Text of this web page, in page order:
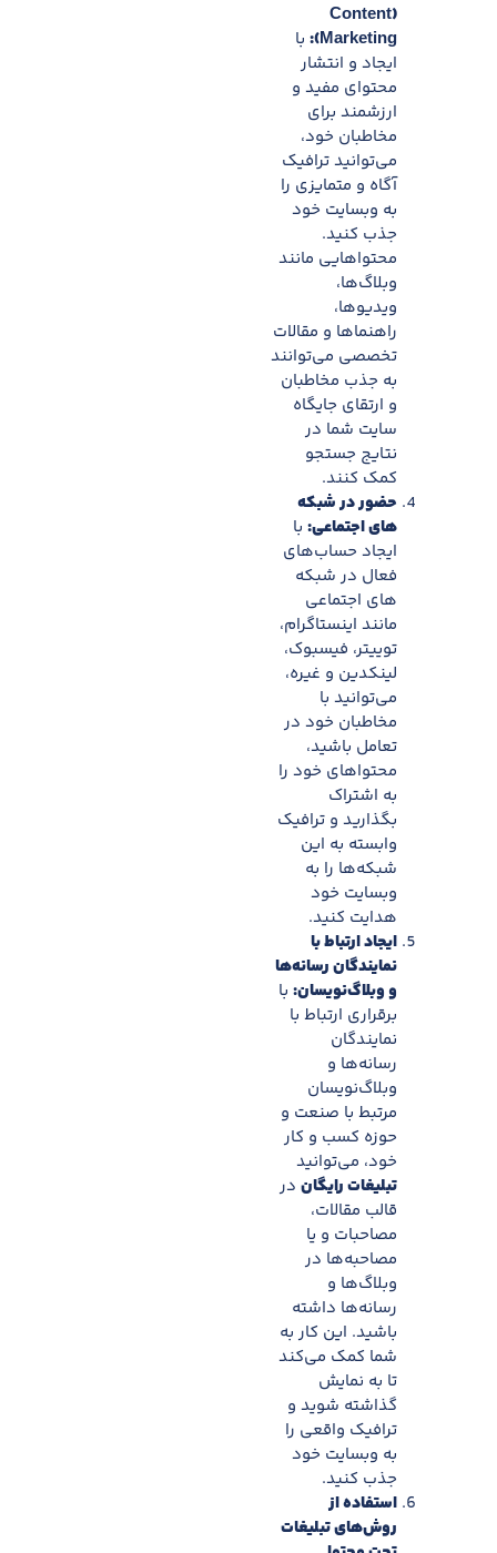
(Content
Marketing):
با
ایجاد و انتشار
محتوای مفید و
ارزشمند برای
مخاطبان خود،
می‌توانید ترافیک
آگاه و متمایزی را
به وبسایت خود
جذب کنید.
محتواهایی مانند
وبلاگ‌ها،
ویدیوها،
راهنماها و مقالات
تخصصی می‌توانند
به جذب مخاطبان
و ارتقای جایگاه
سایت شما در
نتایج جستجو
کمک کنند.
حضور در شبکه
های اجتماعی: با
ایجاد حساب‌های
فعال در شبکه
های اجتماعی
مانند اینستاگرام،
توییتر، فیسبوک،
لینکدین و غیره،
می‌توانید با
مخاطبان خود در
تعامل باشید،
محتواهای خود را
به اشتراک
بگذارید و ترافیک
وابسته به این
شبکه‌ها را به
وبسایت خود
هدایت کنید.
ایجاد ارتباط با
نمایندگان رسانه‌ها
و وبلاگ‌نویسان: با
برقراری ارتباط با
نمایندگان
رسانه‌ها و
وبلاگ‌نویسان
مرتبط با صنعت و
حوزه کسب و کار
خود، می‌توانید
تبلیغات رایگان در
قالب مقالات،
مصاحبات و یا
مصاحبه‌ها در
وبلاگ‌ها و
رسانه‌ها داشته
باشید. این کار به
شما کمک می‌کند
تا به نمایش
گذاشته شوید و
ترافیک واقعی را
به وبسایت خود
جذب کنید.
استفاده از
روش‌های تبلیغات